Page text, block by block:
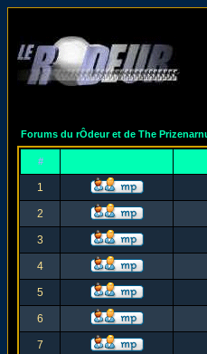
Forums du rÔdeur et de The
#
1
2
3
4
5
6
7